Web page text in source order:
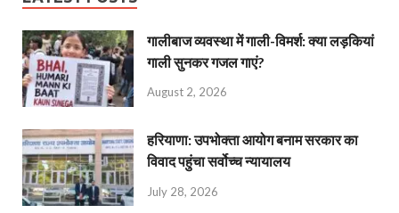
गालीबाज व्‍यवस्‍था में गाली-विमर्श: क्या लड़कियां
गाली सुनकर गजल गाएं?
August 2, 2026
हरियाणा: उपभोक्ता आयोग बनाम सरकार का
विवाद पहुंचा सर्वोच्च न्यायालय
July 28, 2026